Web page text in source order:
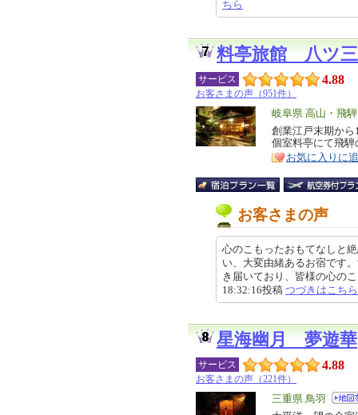
ちら
料亭旅館 八ツ
サービス 4.88
お客さまの声（951件）
エ
リ
ア
岐阜県 高山・飛騨
特
徴
創業江戸末期か
個室料亭にて飛
お気に入りに
お客さまの声
心のこもったおもてなしと
い、大変由緒あるお宿です
き届いており、皆様の心の
18:32:16投稿 つづきはこちら
星海幽月 夢遊華
サービス 4.88
お客さまの声（221件）
エ
三重県 鳥羽